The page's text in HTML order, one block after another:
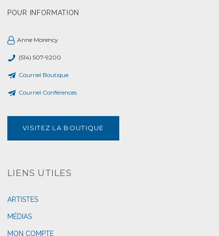
POUR INFORMATION
Anne Morency
(514) 507-9200
Courriel Boutique
Courriel Conférences
VISITEZ LA BOUTIQUE
LIENS UTILES
ARTISTES
MÉDIAS
MON COMPTE